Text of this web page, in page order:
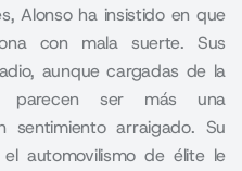
Alonso ha insistido en que
con mala suerte. Sus
aunque cargadas de la
parecen ser más una
sentimiento arraigado. Su
automovilismo de élite le